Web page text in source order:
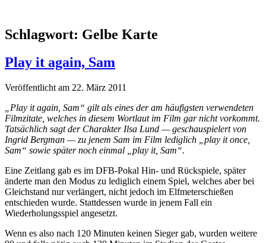
Schlagwort: Gelbe Karte
Play it again, Sam
Veröffentlicht am 22. März 2011
„Play it again, Sam“ gilt als eines der am häufigsten verwendeten
Filmzitate, welches in diesem Wortlaut im Film gar nicht vorkommt.
Tatsächlich sagt der Charakter Ilsa Lund — geschauspielert von
Ingrid Bergman — zu jenem Sam im Film lediglich „play it once,
Sam“ sowie später noch einmal „play it, Sam“.
Eine Zeitlang gab es im DFB-Pokal Hin- und Rückspiele, später
änderte man den Modus zu lediglich einem Spiel, welches aber bei
Gleichstand nur verlängert, nicht jedoch im Elfmeterschießen
entschieden wurde. Stattdessen wurde in jenem Fall ein
Wiederholungsspiel angesetzt.
Wenn es also nach 120 Minuten keinen Sieger gab, wurden weitere